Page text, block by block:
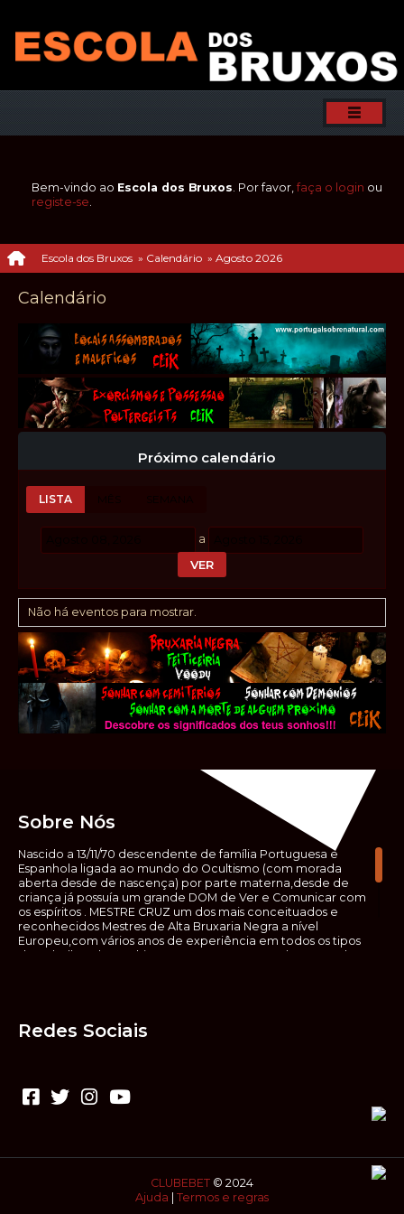
Bem-vindo ao Escola dos Bruxos. Por favor, faça o login ou
registe-se.
Escola dos Bruxos » Calendário » Agosto 2026
Calendário
Próximo calendário
LISTA MÊS SEMANA
a
Não há eventos para mostrar.
Sobre Nós
Nascido a 13/11/70 descendente de família Portuguesa e
Espanhola ligada ao mundo do Ocultismo (com morada
aberta desde de nascença) por parte materna,desde de
criança já possuía um grande DOM de Ver e Comunicar com
os espíritos . MESTRE CRUZ um dos mais conceituados e
reconhecidos Mestres de Alta Bruxaria Negra a nível
Europeu,com vários anos de experiência em todos os tipos
de trabalhos de Ocultismo. Escreveu os seus saberes ocultos
não o faça sem precauções e sem possuir a devida
poderão causar danos. Consultai por isso sempre um
(médium) conhecedor, quando se trata de fazer trabalhos
Redes Sociais
CLUBEBET © 2024
Ajuda
Termos e regras